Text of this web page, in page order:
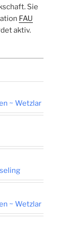
Sie
FAU
aktiv.
~ Wetzlar
~ Wetzlar